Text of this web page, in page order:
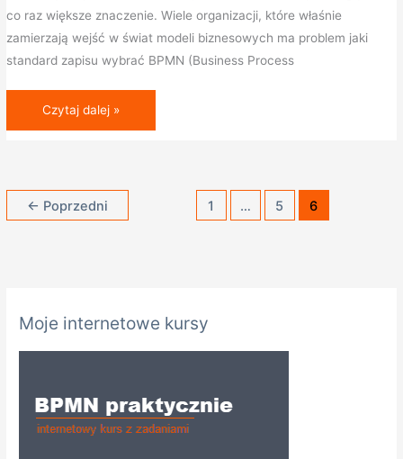
co raz większe znaczenie. Wiele organizacji, które właśnie
zamierzają wejść w świat modeli biznesowych ma problem jaki
standard zapisu wybrać BPMN (Business Process
Czytaj dalej »
← Poprzedni 1 … 5 6
Moje internetowe kursy
a
t